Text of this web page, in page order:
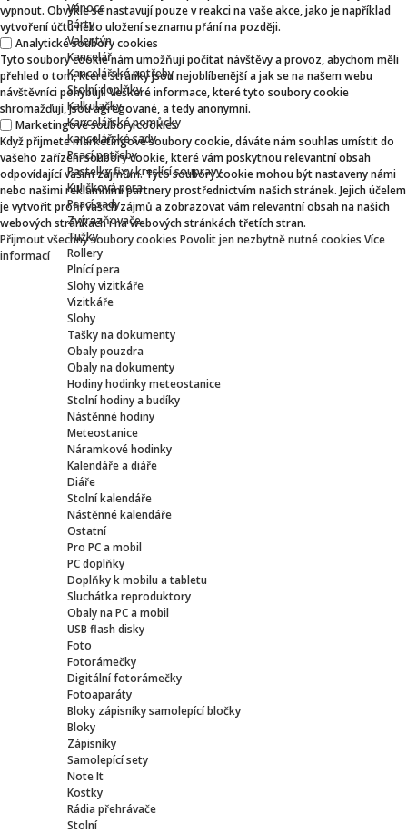
Vánoce
Párty
Valentýn
Kancelář
Kancelářské potřeby
Stolní doplňky
Kalkulačky
Kancelářské pomůcky
kancelářské sady
Psací potřeby
Pastelky fixy kreslící soupravy
Kuličková pera
Psací sady
Zvýrazňovače
Tužky
Rollery
Plnící pera
Slohy vizitkáře
Vizitkáře
Slohy
Tašky na dokumenty
Obaly pouzdra
Obaly na dokumenty
Hodiny hodinky meteostanice
Stolní hodiny a budíky
Nástěnné hodiny
Meteostanice
Náramkové hodinky
Kalendáře a diáře
Diáře
Stolní kalendáře
Nástěnné kalendáře
Ostatní
Pro PC a mobil
PC doplňky
Doplňky k mobilu a tabletu
Sluchátka reproduktory
Obaly na PC a mobil
USB flash disky
Foto
Fotorámečky
Digitální fotorámečky
Fotoaparáty
Bloky zápisníky samolepící bločky
Bloky
Zápisníky
Samolepící sety
Note It
Kostky
Rádia přehrávače
Stolní
vypnout. Obvykle se nastavují pouze v reakci na vaše akce, jako je například
vytvoření účtu nebo uložení seznamu přání na později.
Analytické soubory cookies
Tyto soubory cookie nám umožňují počítat návštěvy a provoz, abychom měli
přehled o tom, které stránky jsou nejoblíbenější a jak se na našem webu
návštěvníci pohybují. Veškeré informace, které tyto soubory cookie
shromažďují, jsou agregované, a tedy anonymní.
Marketingové soubory cookies
Když přijmete marketingové soubory cookie, dáváte nám souhlas umístit do
vašeho zařízení soubory cookie, které vám poskytnou relevantní obsah
odpovídající vašim zájmům. Tyto soubory cookie mohou být nastaveny námi
nebo našimi reklamními partnery prostřednictvím našich stránek. Jejich účelem
je vytvořit profil vašich zájmů a zobrazovat vám relevantní obsah na našich
webových stránkách i na webových stránkách třetích stran.
Přijmout všechny soubory cookies Povolit jen nezbytně nutné cookies Více
informací